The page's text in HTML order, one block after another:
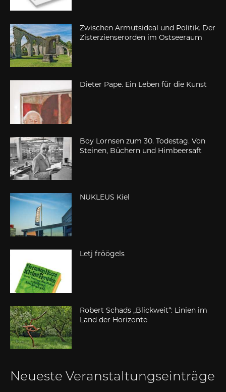
Zwischen Armutsideal und Politik. Der
Zisterzienserorden im Ostseeraum
Dieter Pape. Ein Leben für die Kunst
Boy Lornsen zum 30. Todestag. Von
Steinen, Büchern und Himbeersaft
NUKLEUS Kiel
Letj fröögels
Robert Schads „Blickweit“: Linien im
Land der Horizonte
Neueste Veranstaltungseinträge